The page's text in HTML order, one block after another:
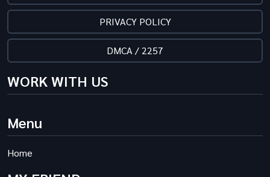
PRIVACY POLICY
DMCA / 2257
WORK WITH US
Menu
Home